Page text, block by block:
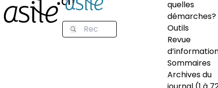
quelles
démarches?
Outils
Revue
Sommaires
Archives du